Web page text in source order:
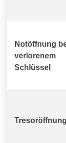
Notöffnung
verlorenem
Schlüssel
Tresoröffnung